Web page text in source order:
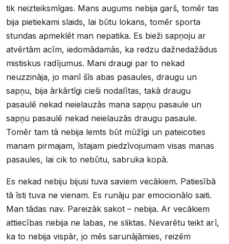
tik neizteiksmīgas. Mans augums nebija garš, tomēr tas
bija pietiekami slaids, lai būtu lokans, tomēr sporta
stundas apmeklēt man nepatika. Es bieži sapņoju ar
atvērtām acīm, iedomādamās, ka redzu dažnedažādus
mistiskus radījumus. Mani draugi par to nekad
neuzzināja, jo manī šīs abas pasaules, draugu un
sapņu, bija ārkārtīgi cieši nodalītas, takā draugu
pasaulē nekad neielauzās mana sapņu pasaule un
sapņu pasaulē nekad neielauzās draugu pasaule.
Tomēr tam tā nebija lemts būt mūžīgi un pateicoties
manam pirmajam, īstajam piedzīvojumam visas manas
pasaules, lai cik to nebūtu, sabruka kopā.
Es nekad nebiju bijusi tuva saviem vecākiem. Patiesībā
tā īsti tuva ne vienam. Es runāju par emocionālo saiti.
Man tādas nav. Pareizāk sakot – nebija. Ar vecākiem
attiecības nebija ne labas, ne sliktas. Nevarētu teikt arī,
ka to nebija vispār, jo mēs sarunājāmies, reizēm